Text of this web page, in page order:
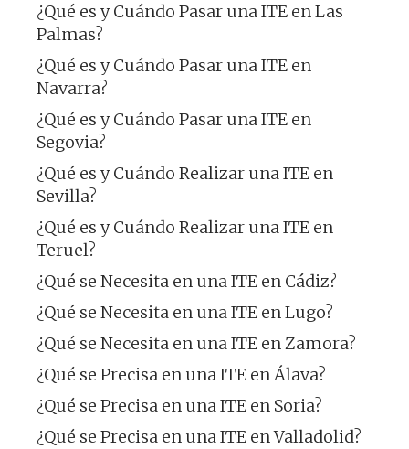
¿Qué es y Cuándo Pasar una ITE en Las
Palmas?
¿Qué es y Cuándo Pasar una ITE en
Navarra?
¿Qué es y Cuándo Pasar una ITE en
Segovia?
¿Qué es y Cuándo Realizar una ITE en
Sevilla?
¿Qué es y Cuándo Realizar una ITE en
Teruel?
¿Qué se Necesita en una ITE en Cádiz?
¿Qué se Necesita en una ITE en Lugo?
¿Qué se Necesita en una ITE en Zamora?
¿Qué se Precisa en una ITE en Álava?
¿Qué se Precisa en una ITE en Soria?
¿Qué se Precisa en una ITE en Valladolid?